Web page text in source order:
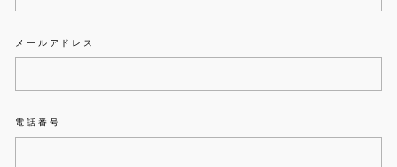
メールアドレス
電話番号